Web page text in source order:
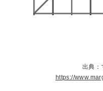
出典：
https://